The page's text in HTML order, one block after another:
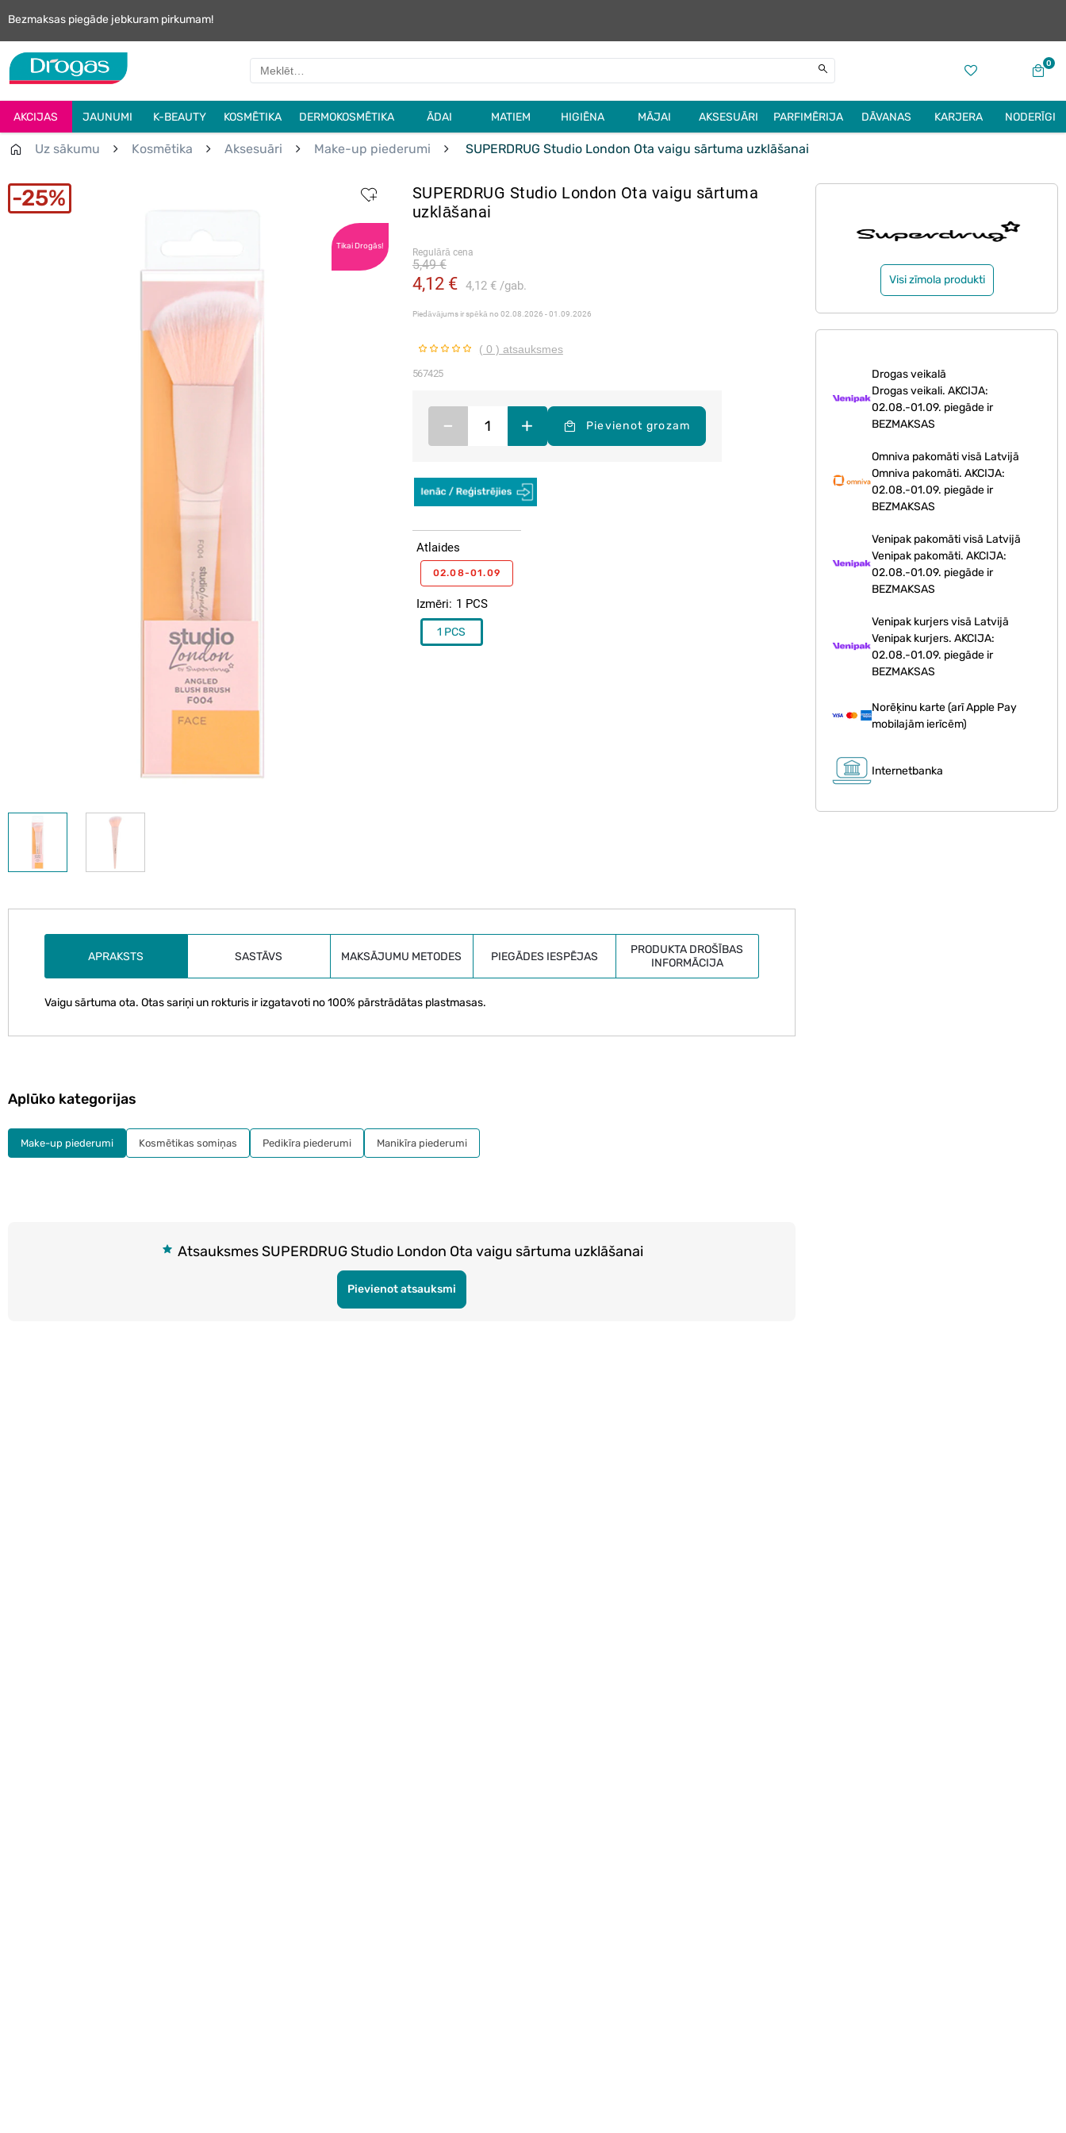
Bezmaksas piegāde jebkuram pirkumam!
0
AKCIJAS JAUNUMI K-BEAUTY KOSMĒTIKA DERMOKOSMĒTIKA ĀDAI MATIEM HIGIĒNA MĀJAI AKSESUĀRI PARFIMĒRIJA DĀVANAS KARJERA NODERĪGI
Uz sākumu Kosmētika Aksesuāri Make-up piederumi SUPERDRUG Studio London Ota vaigu sārtuma uzklāšanai
25%
Tikai Drogās!
SUPERDRUG Studio London Ota vaigu sārtuma
uzklāšanai
Regulārā cena
4,12 € 4,12 € gab.
5,49 €
Piedāvājums ir spēkā no 02.08.2026 - 01.09.2026
( 0 ) atsauksmes
567425
Izmēri 1 PCS
1 PCS
– + Pievienot grozam
Atlaides
02.08-01.09
Visi zīmola produkti
Drogas veikalā
Drogas veikali. AKCIJA:
02.08.-01.09. piegāde ir
BEZMAKSAS
Omniva pakomāti visā Latvijā
Omniva pakomāti. AKCIJA:
02.08.-01.09. piegāde ir
BEZMAKSAS
Venipak pakomāti visā Latvijā
Venipak pakomāti. AKCIJA:
02.08.-01.09. piegāde ir
BEZMAKSAS
Venipak kurjers visā Latvijā
Venipak kurjers. AKCIJA:
02.08.-01.09. piegāde ir
BEZMAKSAS
Norēķinu karte (arī Apple Pay
mobilajām ierīcēm)
Internetbanka
APRAKSTS SASTĀVS MAKSĀJUMU METODES PIEGĀDES IESPĒJAS
PRODUKTA DROŠĪBAS
INFORMĀCIJA
Vaigu sārtuma ota. Otas sariņi un rokturis ir izgatavoti no 100% pārstrādātas plastmasas.
Atsauksmes SUPERDRUG Studio London Ota vaigu sārtuma uzklāšanai
Pievienot atsauksmi
Aplūko kategorijas
Make-up piederumi Kosmētikas somiņas Pedikīra piederumi Manikīra piederumi